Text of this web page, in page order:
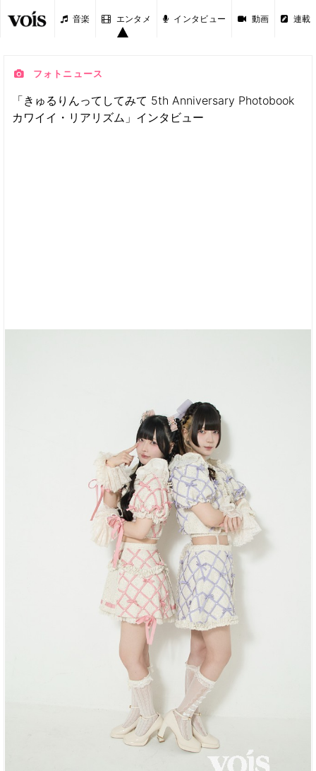
音楽 エンタメ インタビュー 動画 連載
フォトニュース
「きゅるりんってしてみて 5th Anniversary Photobook
カワイイ・リアリズム」インタビュー